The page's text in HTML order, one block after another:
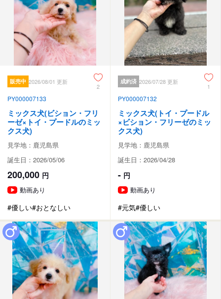
販売中 2026/08/01 更新
2
PY000007133
ミックス犬(ビション・フリ
ーゼ×トイ・プードルのミッ
クス犬)
見学地：鹿児島県
誕生日：2026/05/06
200,000 円
動画あり
#優しい#おとなしい
成約済 2026/07/28 更新
1
PY000007132
ミックス犬(トイ・プードル
×ビション・フリーゼのミッ
クス犬)
見学地：鹿児島県
誕生日：2026/04/28
- 円
動画あり
#元気#優しい